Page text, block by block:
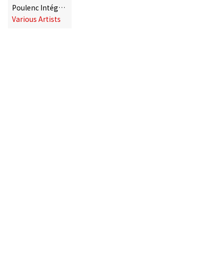
Poulenc Intégrale - Edition du 50e anniversaire 1963-2013
Various Artists